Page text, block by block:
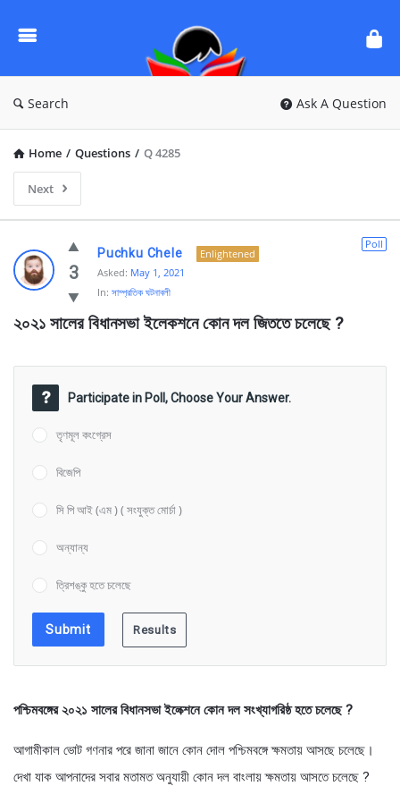
Questions
Search Ask A Question
Home / Questions / Q 4285
Next
Ask
Questions
BanglaQuiz
Questions
3
Poll
Puchku Chele
Enlightened
Asked: May 1, 2021
In: সাম্প্রতিক ঘটনাবলী
২০২১ সালের বিধানসভা ইলেকশনে কোন দল জিততে চলেছে ?
Participate in Poll, Choose Your Answer.
তৃণমূল কংগ্রেস
বিজেপি
সি পি আই (এম ) ( সংযুক্ত মোর্চা )
অন্যান্য
ত্রিশঙ্কু হতে চলেছে
পশ্চিমবঙ্গের ২০২১ সালের বিধানসভা ইলেক্শনে কোন দল সংখ্যাগরিষ্ঠ হতে চলেছে ?
আগামীকাল ভোট গণনার পরে জানা জানে কোন দোল পশ্চিমবঙ্গে ক্ষমতায় আসছে চলেছে।
দেখা যাক আপনাদের সবার মতামত অনুযায়ী কোন দল বাংলায় ক্ষমতায় আসতে চলেছে ?